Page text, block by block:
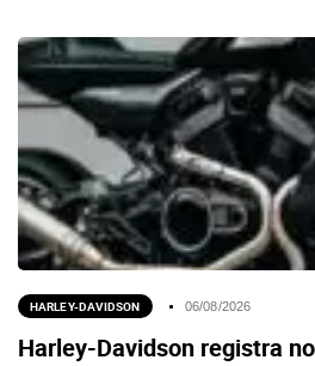
HARLEY-DAVIDSON 06/08/2026
Harley-Davidson registra